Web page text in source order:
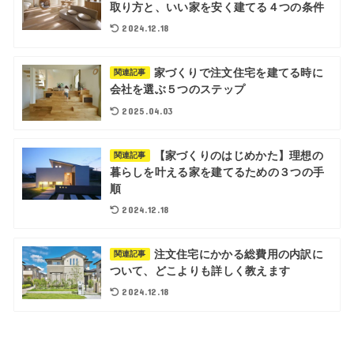
取り方と、いい家を安く建てる４つの条件
2024.12.18
関連記事
家づくりで注文住宅を建てる時に
会社を選ぶ５つのステップ
2025.04.03
関連記事
【家づくりのはじめかた】理想の
暮らしを叶える家を建てるための３つの手
順
2024.12.18
関連記事
注文住宅にかかる総費用の内訳に
ついて、どこよりも詳しく教えます
2024.12.18